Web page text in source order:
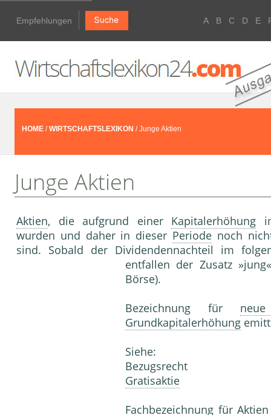
Empfehlungen A B C D E
HOME /WIRTSCHAFTSLEXIKON / Junge Aktien
Junge Aktien
Aktien, die aufgrund einer Kapitalerhöhung
wurden und daher in dieser Periode noch
sind. Sobald der Dividendennachteil im
entfallen der Zusatz
Börse).
Bezeichnung für
Grundkapitalerhöhung
Siehe:
Bezugsrecht
Gratisaktie
Fachbezeichnung fürAktien